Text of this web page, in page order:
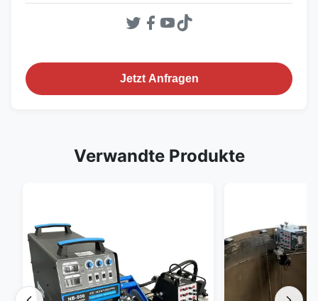
Jetzt Anfragen
Verwandte Produkte